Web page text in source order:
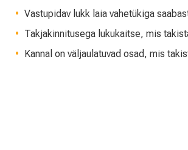
Vastupidav lukk laia vahetükiga
Takjakinnitusega lukukaitse, mis
Kannal on väljaulatuvad osad, mis